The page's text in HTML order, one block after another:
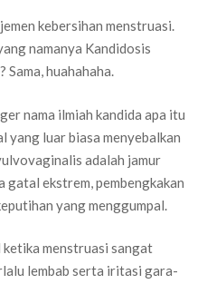
kebersihan menstruasi.
namanya Kandidosis
huahahaha.
nama ilmiah kandida apa itu
yang luar biasa menyebalkan
adalah jamur
gatal ekstrem, pembengkakan
yang menggumpal.
ketika menstruasi sangat
lembab serta iritasi gara-